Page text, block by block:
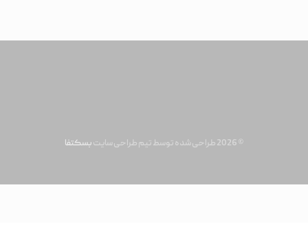
© 2026 طراحی شده توسط تیم طراحی سایت بسکتفا